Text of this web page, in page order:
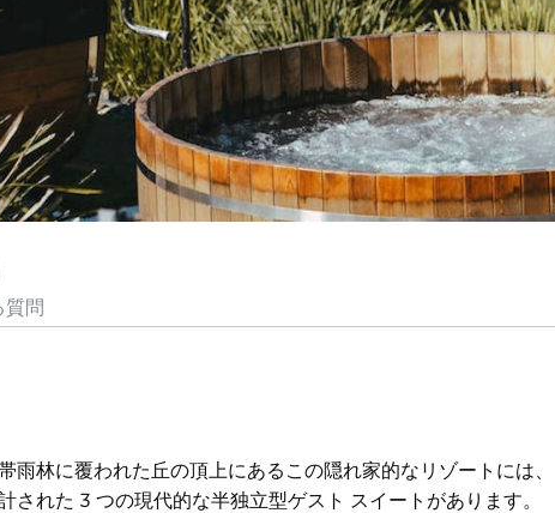
質問
雨林に覆われた丘の頂上にあるこの隠れ家的なリゾートには、
された 3 つの現代的な半独立型ゲスト スイートがあります。